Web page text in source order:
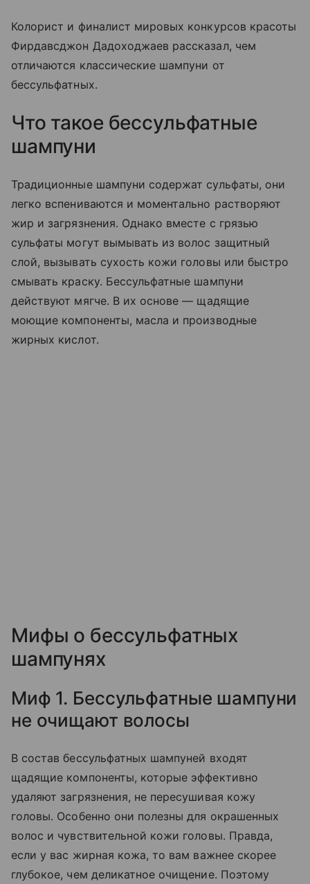
Колорист и финалист мировых конкурсов красоты
Фирдавсджон Дадоходжаев рассказал, чем
отличаются классические шампуни от
бессульфатных.
Что такое бессульфатные
шампуни
Традиционные шампуни содержат сульфаты, они
легко вспениваются и моментально растворяют
жир и загрязнения. Однако вместе с грязью
сульфаты могут вымывать из волос защитный
слой, вызывать сухость кожи головы или быстро
смывать краску. Бессульфатные шампуни
действуют мягче. В их основе — щадящие
моющие компоненты, масла и производные
жирных кислот.
Мифы о бессульфатных
шампунях
Миф 1. Бессульфатные шампуни
не очищают волосы
В состав бессульфатных шампуней входят
щадящие компоненты, которые эффективно
удаляют загрязнения, не пересушивая кожу
головы. Особенно они полезны для окрашенных
волос и чувствительной кожи головы. Правда,
если у вас жирная кожа, то вам важнее скорее
глубокое, чем деликатное очищение. Поэтому